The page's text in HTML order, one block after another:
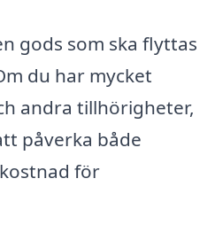
gods som ska flyttas
du har mycket
andra tillhörigheter,
påverka både
för